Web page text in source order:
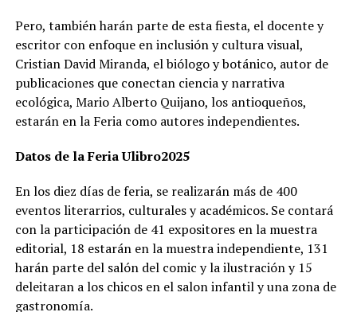
Pero, también harán parte de esta fiesta, el docente y
escritor con enfoque en inclusión y cultura visual,
Cristian David Miranda, el biólogo y botánico, autor de
publicaciones que conectan ciencia y narrativa
ecológica, Mario Alberto Quijano, los antioqueños,
estarán en la Feria como autores independientes.
Datos de la Feria Ulibro2025
En los diez días de feria, se realizarán más de 400
eventos literarrios, culturales y académicos. Se contará
con la participación de 41 expositores en la muestra
editorial, 18 estarán en la muestra independiente, 131
harán parte del salón del comic y la ilustración y 15
deleitaran a los chicos en el salon infantil y una zona de
gastronomía.